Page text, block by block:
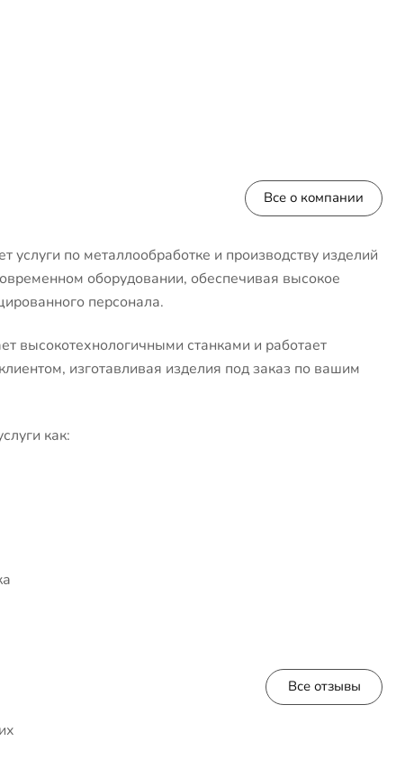
Все о компании
услуги по металлообработке и производству изделий
оборудовании, обеспечивая высокое
персонала.
высокотехнологичными станками и работает
изготавливая изделия под заказ по вашим
как:
Все отзывы